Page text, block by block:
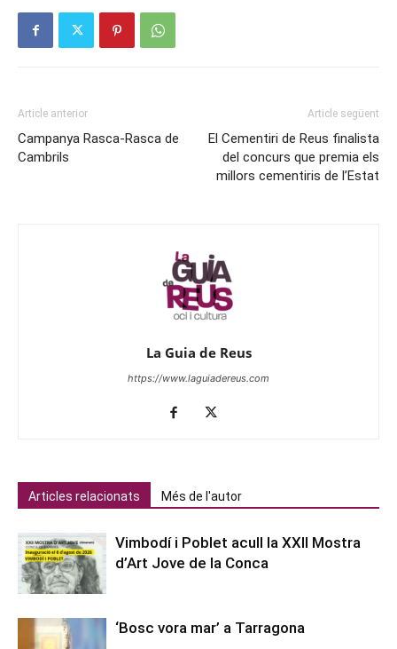
Article anterior
Campanya Rasca-Rasca de
Cambrils
Article següent
El Cementiri de Reus finalista
del concurs que premia els
millors cementiris de l’Estat
La Guia de Reus
https://www.laguiadereus.com
Articles relacionats Més de l'autor
Vimbodí i Poblet acull la XXII Mostra
d’Art Jove de la Conca
‘Bosc vora mar’ a Tarragona